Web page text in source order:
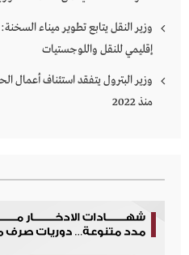
وزير النقل يتابع تطوير ميناء
إقليمي للنقل واللوجستيات
وزير البترول يتفقد استئناف أعمال
منذ 2022